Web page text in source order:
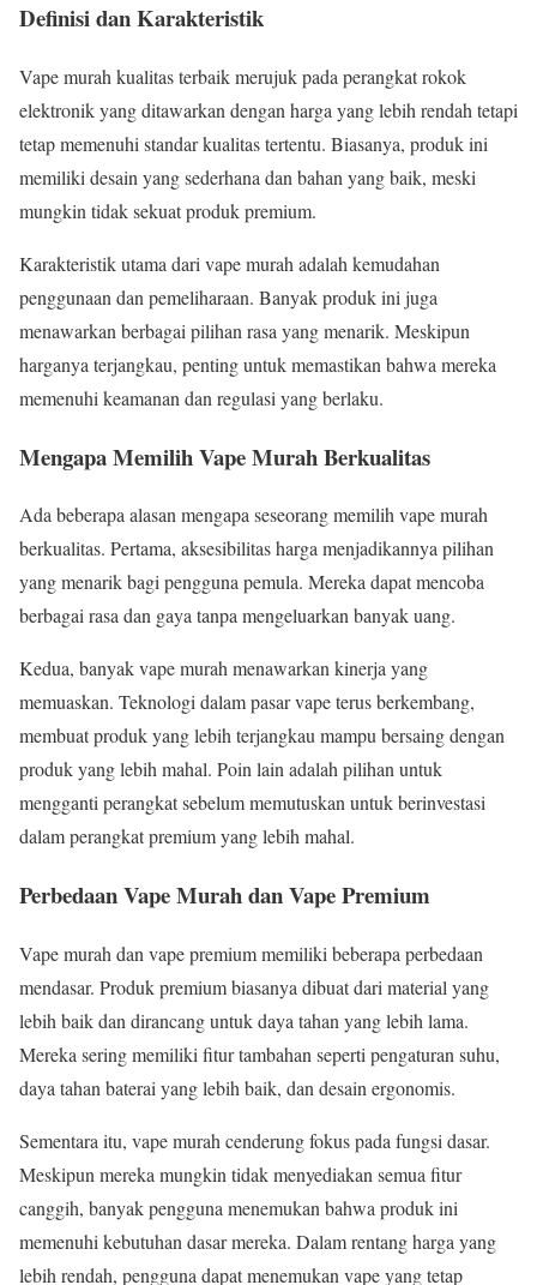
Definisi dan Karakteristik
Vape murah kualitas terbaik merujuk pada perangkat rokok
elektronik yang ditawarkan dengan harga yang lebih rendah tetapi
tetap memenuhi standar kualitas tertentu. Biasanya, produk ini
memiliki desain yang sederhana dan bahan yang baik, meski
mungkin tidak sekuat produk premium.
Karakteristik utama dari vape murah adalah kemudahan
penggunaan dan pemeliharaan. Banyak produk ini juga
menawarkan berbagai pilihan rasa yang menarik. Meskipun
harganya terjangkau, penting untuk memastikan bahwa mereka
memenuhi keamanan dan regulasi yang berlaku.
Mengapa Memilih Vape Murah Berkualitas
Ada beberapa alasan mengapa seseorang memilih vape murah
berkualitas. Pertama, aksesibilitas harga menjadikannya pilihan
yang menarik bagi pengguna pemula. Mereka dapat mencoba
berbagai rasa dan gaya tanpa mengeluarkan banyak uang.
Kedua, banyak vape murah menawarkan kinerja yang
memuaskan. Teknologi dalam pasar vape terus berkembang,
membuat produk yang lebih terjangkau mampu bersaing dengan
produk yang lebih mahal. Poin lain adalah pilihan untuk
mengganti perangkat sebelum memutuskan untuk berinvestasi
dalam perangkat premium yang lebih mahal.
Perbedaan Vape Murah dan Vape Premium
Vape murah dan vape premium memiliki beberapa perbedaan
mendasar. Produk premium biasanya dibuat dari material yang
lebih baik dan dirancang untuk daya tahan yang lebih lama.
Mereka sering memiliki fitur tambahan seperti pengaturan suhu,
daya tahan baterai yang lebih baik, dan desain ergonomis.
Sementara itu, vape murah cenderung fokus pada fungsi dasar.
Meskipun mereka mungkin tidak menyediakan semua fitur
canggih, banyak pengguna menemukan bahwa produk ini
memenuhi kebutuhan dasar mereka. Dalam rentang harga yang
lebih rendah, pengguna dapat menemukan vape yang tetap